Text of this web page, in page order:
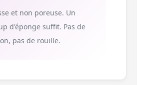
et non poreuse. Un
d'éponge suffit. Pas de
pas de rouille.